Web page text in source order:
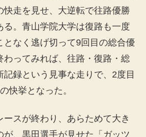
快走を見せ、大逆転で往路優勝
る。青山学院大学は復路も一度
となく逃げ切って9回目の総合優
わってみれば、往路・復路・総
録という見事な走りで、2度目
快挙となった。
スが終わり、あらためて大き
が、黒田選手が見せた「ガッツ